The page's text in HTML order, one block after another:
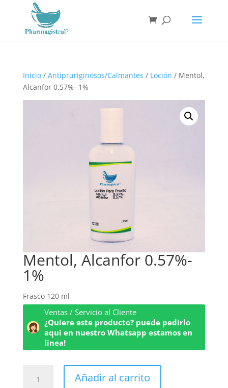
Búsqueda
productos
Inicio/ Antipruriginosos/Calmantes / Loción / Mentol,
Alcanfor 0.57%- 1%
Mentol, Alcanfor 0.57%-
1%
Frasco 120 ml
Ventas / Servicio al Cliente
¿Quiere este producto? puede pedirlo
aqui en nuestro Whatsapp estamos en
linea!
Alcanfor
Añadir al carrito